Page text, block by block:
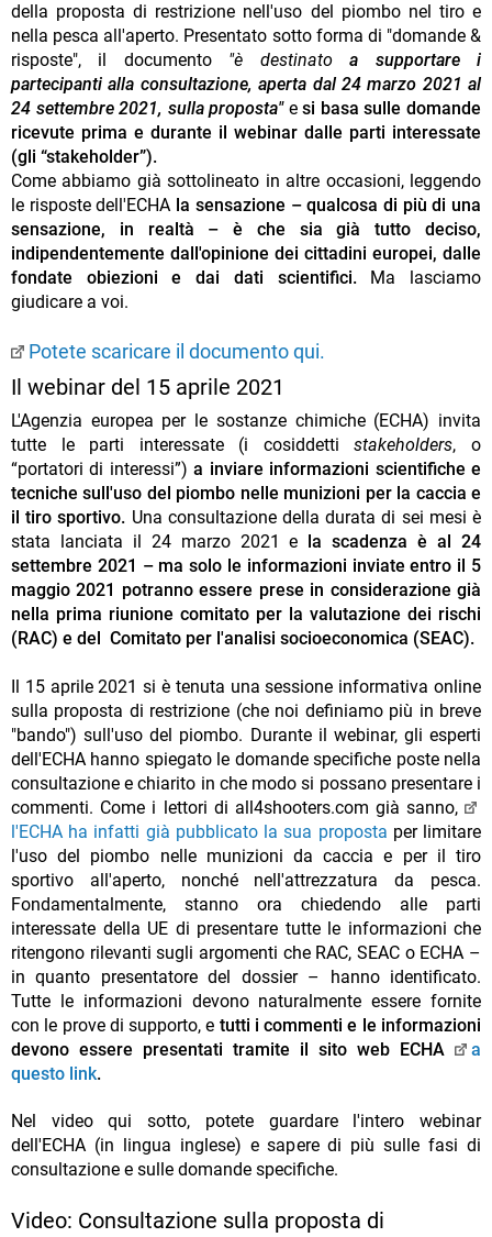
della proposta di restrizione nell'uso del piombo nel tiro e
nella pesca all'aperto. Presentato sotto forma di "domande &
risposte", il documento "è destinatoa supportare i
partecipanti alla consultazione, aperta dal 24 marzo 2021 al
24 settembre 2021, sulla proposta" esi basa sulle domande
ricevute prima e durante il webinar dalle parti interessate
(gli “stakeholder”).
Come abbiamo già sottolineato in altre occasioni, leggendo
le risposte dell'ECHA la sensazione – qualcosa di più di una
sensazione, in realtà – è che sia già tutto deciso,
indipendentemente dall'opinione dei cittadini europei, dalle
fondate obiezioni e dai dati scientifici. Ma lasciamo
giudicare a voi.
Potete scaricare il documento qui.
Il webinar del 15 aprile 2021
L'Agenzia europea per le sostanze chimiche (ECHA) invita
tutte le parti interessate (i cosiddettistakeholders, o
“portatori di interessi”) a inviare informazioni scientifiche e
tecniche sull'uso del piombo nelle munizioni per la caccia e
il tiro sportivo. Una consultazione della durata di sei mesi è
stata lanciata il 24 marzo 2021 e la scadenza è al 24
settembre 2021 – ma solo le informazioni inviate entro il 5
maggio 2021 potranno essere prese in considerazione già
nella prima riunione comitato per la valutazione dei rischi
(RAC) e del Comitato per l'analisi socioeconomica (SEAC).
Il 15 aprile 2021 si è tenuta una sessione informativa online
sulla proposta di restrizione (che noi definiamo più in breve
"bando") sull'uso del piombo. Durante il webinar, gli esperti
dell'ECHA hanno spiegato le domande specifiche poste nella
consultazione e chiarito in che modo si possano presentare i
commenti. Come i lettori di all4shooters.com già sanno,
l'ECHA ha infatti già pubblicato la sua proposta per limitare
l'uso del piombo nelle munizioni da caccia e per il tiro
sportivo all'aperto, nonché nell'attrezzatura da pesca.
Fondamentalmente, stanno ora chiedendo alle parti
interessate della UE di presentare tutte le informazioni che
ritengono rilevanti sugli argomenti che RAC, SEAC o ECHA –
in quanto presentatore del dossier – hanno identificato.
Tutte le informazioni devono naturalmente essere fornite
con le prove di supporto, e tutti i commenti e le informazioni
devono essere presentati tramite il sito web ECHA
a
questo link.
Nel video qui sotto, potete guardare l'intero webinar
dell'ECHA (in lingua inglese) e sapere di più sulle fasi di
consultazione e sulle domande specifiche.
Video: Consultazione sulla proposta di